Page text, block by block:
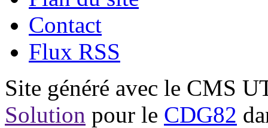
Contact
Flux RSS
Site généré avec le CMS
Solution pour le CDG82